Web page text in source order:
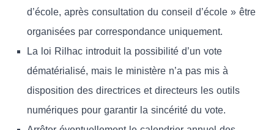
d’école, après consultation du conseil d’école » être
organisées par correspondance uniquement.
La loi Rilhac introduit la possibilité d’un vote
dématérialisé, mais le ministère n’a pas mis à
disposition des directrices et directeurs les outils
numériques pour garantir la sincérité du vote.